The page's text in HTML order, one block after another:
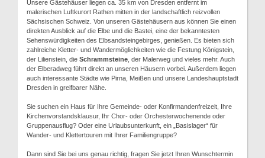
Unsere Gästehäuser liegen ca. 35 km von Dresden entfernt im
malerischen Luftkurort Rathen mitten in der landschaftlich reizvollen
Sächsischen Schweiz. Von unseren Gästehäusern aus können Sie einen
direkten Ausblick auf die Elbe und die Bastei, eine der bekanntesten
Sehenswürdigkeiten des Elbsandsteingebirges, genießen. Es bieten sich
zahlreiche Kletter- und Wandermöglichkeiten wie die Festung Königstein,
der Lilienstein, die Schrammsteine , der Malerweg und vieles mehr. Auch
der Elberadweg führt direkt an unseren Häusern vorbei. Außerdem liegen
auch interessante Städte wie Pirna, Meißen und unsere Landeshauptstadt
Dresden in greifbarer Nähe.
Sie suchen ein Haus für Ihre Gemeinde- oder Konfirmandenfreizeit, Ihre
Kirchenvorstandsklausur, Ihr Chor- oder Orchesterwochenende oder
Gruppenausflug? Oder eine Urlaubsunterkunft, ein „Basislager“ für
Wander- und Klettertouren mit Ihrer Familiengruppe?
Dann sind Sie bei uns genau richtig, fragen Sie jetzt Ihren Wunschtermin